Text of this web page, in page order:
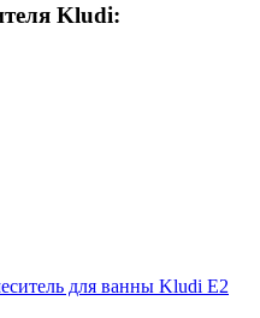
Kludi:
для ванны Kludi E2